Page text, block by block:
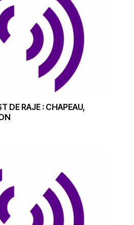
DE RAJE : CHAPEAU,